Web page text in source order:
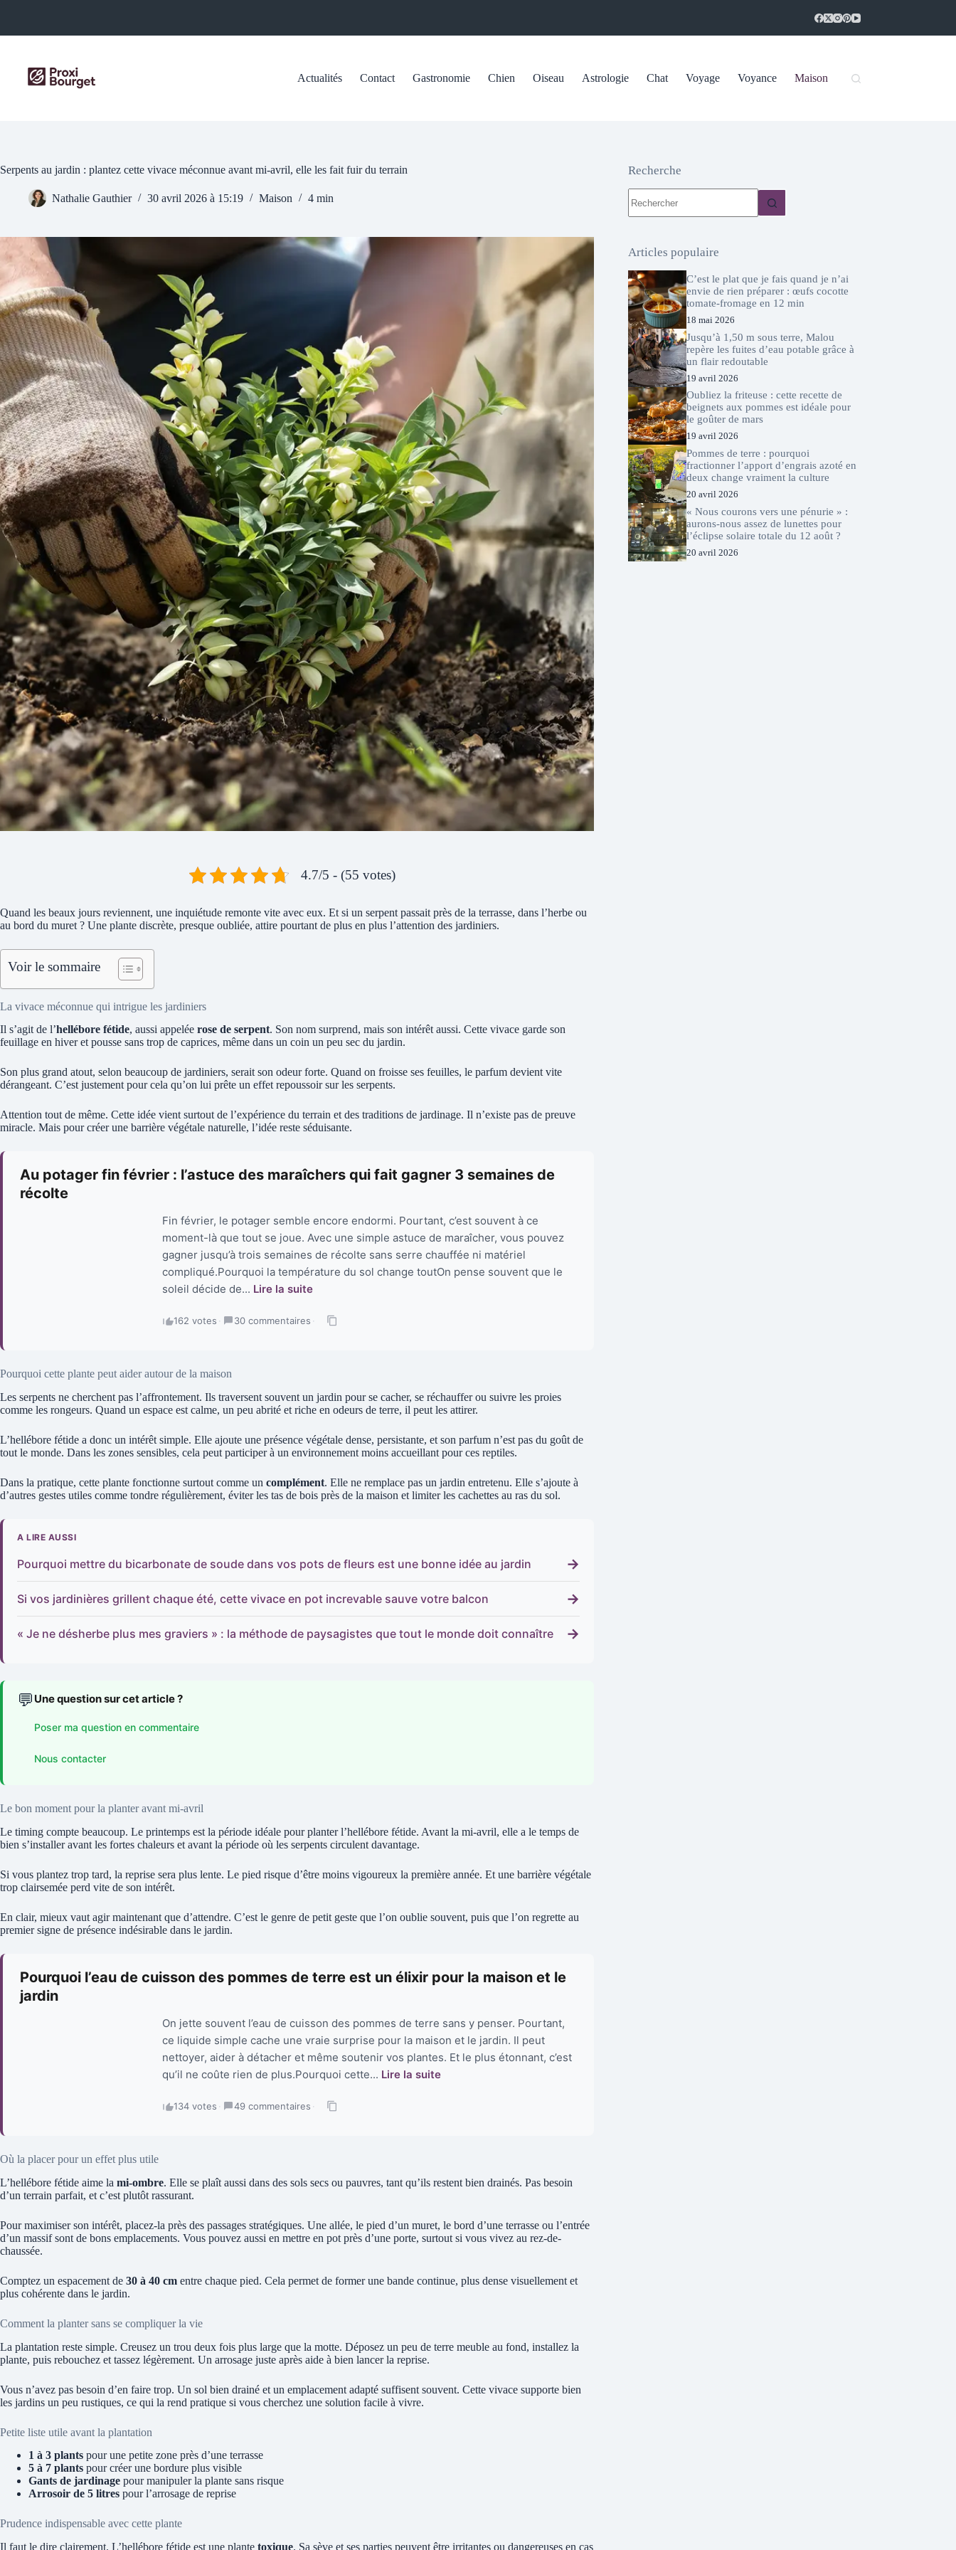
Actualités Contact Gastronomie Chien Oiseau Astrologie Chat Voyage Voyance Maison
Serpents au jardin : plantez cette vivace méconnue avant mi-avril, elle les fait fuir du terrain
Nathalie Gauthier 30 avril 2026 à 15:19 Maison 4 min
4.7/5 - (55 votes)
Quand les beaux jours reviennent, une inquiétude remonte vite avec eux. Et si un serpent passait près de la terrasse, dans l’herbe ou
au bord du muret ? Une plante discrète, presque oubliée, attire pourtant de plus en plus l’attention des jardiniers.
Voir le sommaire
La vivace méconnue qui intrigue les jardiniers
Il s’agit de l’hellébore fétide, aussi appelée rose de serpent. Son nom surprend, mais son intérêt aussi. Cette vivace garde son
feuillage en hiver et pousse sans trop de caprices, même dans un coin un peu sec du jardin.
Son plus grand atout, selon beaucoup de jardiniers, serait son odeur forte. Quand on froisse ses feuilles, le parfum devient vite
dérangeant. C’est justement pour cela qu’on lui prête un effet repoussoir sur les serpents.
Attention tout de même. Cette idée vient surtout de l’expérience du terrain et des traditions de jardinage. Il n’existe pas de preuve
miracle. Mais pour créer une barrière végétale naturelle, l’idée reste séduisante.
Au potager fin février : l’astuce des maraîchers qui fait gagner 3 semaines de
récolte
Fin février, le potager semble encore endormi. Pourtant, c’est souvent à ce
moment-là que tout se joue. Avec une simple astuce de maraîcher, vous pouvez
gagner jusqu’à trois semaines de récolte sans serre chauffée ni matériel
compliqué.Pourquoi la température du sol change toutOn pense souvent que le
soleil décide de... Lire la suite
162 votes · 30 commentaires ·
Pourquoi cette plante peut aider autour de la maison
Les serpents ne cherchent pas l’affrontement. Ils traversent souvent un jardin pour se cacher, se réchauffer ou suivre les proies
comme les rongeurs. Quand un espace est calme, un peu abrité et riche en odeurs de terre, il peut les attirer.
L’hellébore fétide a donc un intérêt simple. Elle ajoute une présence végétale dense, persistante, et son parfum n’est pas du goût de
tout le monde. Dans les zones sensibles, cela peut participer à un environnement moins accueillant pour ces reptiles.
Dans la pratique, cette plante fonctionne surtout comme un complément. Elle ne remplace pas un jardin entretenu. Elle s’ajoute à
d’autres gestes utiles comme tondre régulièrement, éviter les tas de bois près de la maison et limiter les cachettes au ras du sol.
A LIRE AUSSI
Pourquoi mettre du bicarbonate de soude dans vos pots de fleurs est une bonne idée au jardin →
Si vos jardinières grillent chaque été, cette vivace en pot increvable sauve votre balcon →
« Je ne désherbe plus mes graviers » : la méthode de paysagistes que tout le monde doit connaître →
💬 Une question sur cet article ?
Poser ma question en commentaire
Nous contacter
Le bon moment pour la planter avant mi-avril
Le timing compte beaucoup. Le printemps est la période idéale pour planter l’hellébore fétide. Avant la mi-avril, elle a le temps de
bien s’installer avant les fortes chaleurs et avant la période où les serpents circulent davantage.
Si vous plantez trop tard, la reprise sera plus lente. Le pied risque d’être moins vigoureux la première année. Et une barrière végétale
trop clairsemée perd vite de son intérêt.
En clair, mieux vaut agir maintenant que d’attendre. C’est le genre de petit geste que l’on oublie souvent, puis que l’on regrette au
premier signe de présence indésirable dans le jardin.
Pourquoi l’eau de cuisson des pommes de terre est un élixir pour la maison et le
jardin
On jette souvent l’eau de cuisson des pommes de terre sans y penser. Pourtant,
ce liquide simple cache une vraie surprise pour la maison et le jardin. Il peut
nettoyer, aider à détacher et même soutenir vos plantes. Et le plus étonnant, c’est
qu’il ne coûte rien de plus.Pourquoi cette... Lire la suite
134 votes · 49 commentaires ·
Où la placer pour un effet plus utile
L’hellébore fétide aime la mi-ombre. Elle se plaît aussi dans des sols secs ou pauvres, tant qu’ils restent bien drainés. Pas besoin
d’un terrain parfait, et c’est plutôt rassurant.
Pour maximiser son intérêt, placez-la près des passages stratégiques. Une allée, le pied d’un muret, le bord d’une terrasse ou l’entrée
d’un massif sont de bons emplacements. Vous pouvez aussi en mettre en pot près d’une porte, surtout si vous vivez au rez-de-
chaussée.
Comptez un espacement de 30 à 40 cm entre chaque pied. Cela permet de former une bande continue, plus dense visuellement et
plus cohérente dans le jardin.
Comment la planter sans se compliquer la vie
La plantation reste simple. Creusez un trou deux fois plus large que la motte. Déposez un peu de terre meuble au fond, installez la
plante, puis rebouchez et tassez légèrement. Un arrosage juste après aide à bien lancer la reprise.
Vous n’avez pas besoin d’en faire trop. Un sol bien drainé et un emplacement adapté suffisent souvent. Cette vivace supporte bien
les jardins un peu rustiques, ce qui la rend pratique si vous cherchez une solution facile à vivre.
Petite liste utile avant la plantation
1 à 3 plants pour une petite zone près d’une terrasse
5 à 7 plants pour créer une bordure plus visible
Gants de jardinage pour manipuler la plante sans risque
Arrosoir de 5 litres pour l’arrosage de reprise
Prudence indispensable avec cette plante
Il faut le dire clairement. L’hellébore fétide est une plante toxique. Sa sève et ses parties peuvent être irritantes ou dangereuses en cas
Recherche
résultat
Articles populaire
C’est le plat que je fais quand je n’ai
envie de rien préparer : œufs cocotte
tomate-fromage en 12 min
18 mai 2026
Jusqu’à 1,50 m sous terre, Malou
repère les fuites d’eau potable grâce à
un flair redoutable
19 avril 2026
Oubliez la friteuse : cette recette de
beignets aux pommes est idéale pour
le goûter de mars
19 avril 2026
Pommes de terre : pourquoi
fractionner l’apport d’engrais azoté en
deux change vraiment la culture
20 avril 2026
« Nous courons vers une pénurie » :
aurons-nous assez de lunettes pour
l’éclipse solaire totale du 12 août ?
20 avril 2026